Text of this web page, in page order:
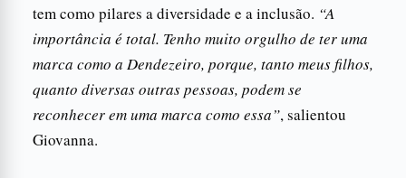
tem como pilares a diversidade e a inclusão. “A
importância é total. Tenho muito orgulho de ter uma
marca como a Dendezeiro, porque, tanto meus filhos,
quanto diversas outras pessoas, podem se
reconhecer em uma marca como essa”, salientou
Giovanna.